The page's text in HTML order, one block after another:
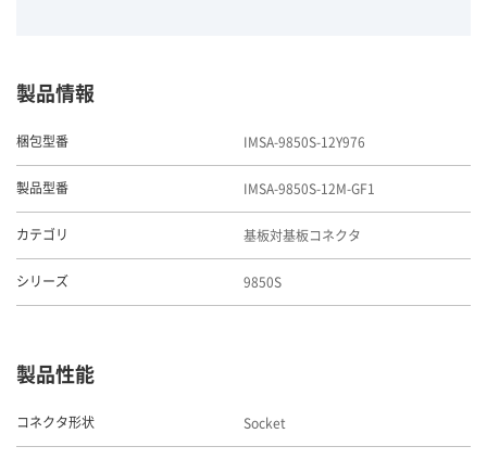
製品情報
梱包型番 IMSA-9850S-12Y976
製品型番 IMSA-9850S-12M-GF1
カテゴリ 基板対基板コネクタ
シリーズ 9850S
製品性能
コネクタ形状 Socket